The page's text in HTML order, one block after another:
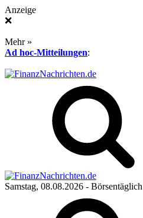
Anzeige
❌
Mehr »
Ad hoc-Mitteilungen:
Samstag, 08.08.2026 -